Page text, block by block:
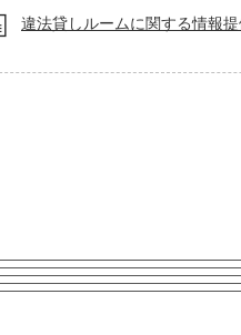
違法貸しルームに関する情報